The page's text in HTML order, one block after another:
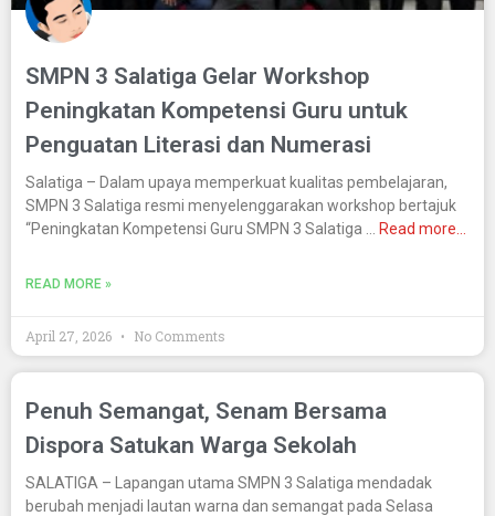
SMPN 3 Salatiga Gelar Workshop
Peningkatan Kompetensi Guru untuk
Penguatan Literasi dan Numerasi
Salatiga – Dalam upaya memperkuat kualitas pembelajaran,
SMPN 3 Salatiga resmi menyelenggarakan workshop bertajuk
“Peningkatan Kompetensi Guru SMPN 3 Salatiga … Read more…
READ MORE »
April 27, 2026 No Comments
Penuh Semangat, Senam Bersama
Dispora Satukan Warga Sekolah
SALATIGA – Lapangan utama SMPN 3 Salatiga mendadak
berubah menjadi lautan warna dan semangat pada Selasa